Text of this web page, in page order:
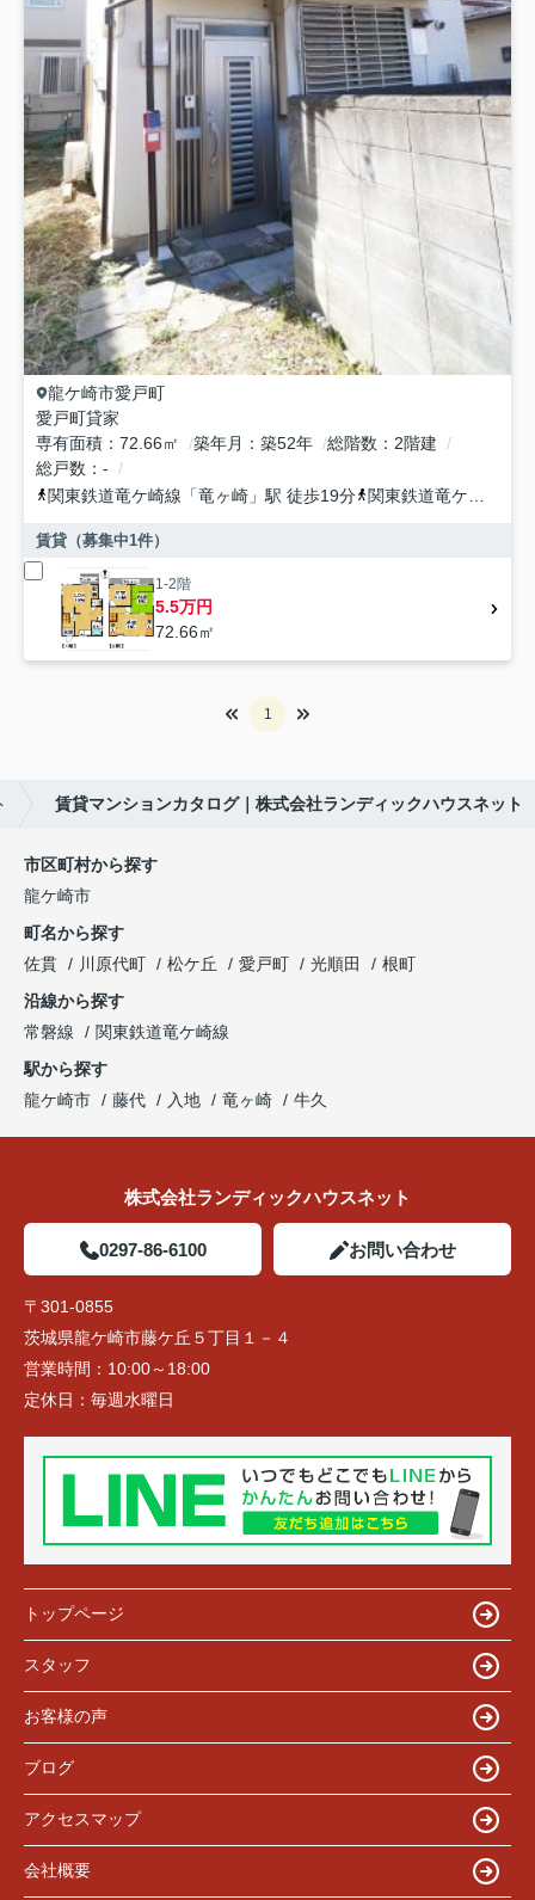
龍ケ崎市愛戸町
愛戸町貸家
専有面積
72.66㎡ 築年月 築52年 総階数
2階建
総戸数
-
関東鉄道竜ケ崎線 「竜ヶ崎 」駅 徒歩19分 関東鉄道竜ケ崎線
賃貸（募集中1件）
1-2階
5.5万円
72.66㎡
1
賃貸マンションカタログ｜株式会社ランディックハウスネット
市区町村から探す
龍ケ崎市
町名から探す
佐貫
川原代町 松ケ丘 愛戸町 光順田
根町
沿線から探す
常磐線
関東鉄道竜ケ崎線
駅から探す
龍ケ崎市
藤代 入地 竜ヶ崎 牛久
株式会社ランディックハウスネット
0297-86-6100 お問い合わせ
〒301-0855
茨城県龍ケ崎市藤ケ丘５丁目１－４
営業時間： 10:00～18:00
定休日： 毎週水曜日
トップページ
スタッフ
お客様の声
ブログ
アクセスマップ
会社概要